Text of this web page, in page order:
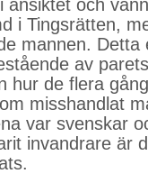
ansiktet och
i Tingsrätten,
mannen.
av
hur de flera
misshandlat
var svenskar
invandrare är